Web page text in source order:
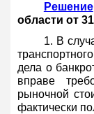
Решение
области от
1. В
дела о
вправе
рыночной
фактически